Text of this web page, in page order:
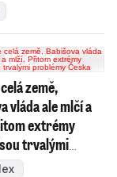
země,
vláda ale mlčí a
extrémy
trvalými
Česka